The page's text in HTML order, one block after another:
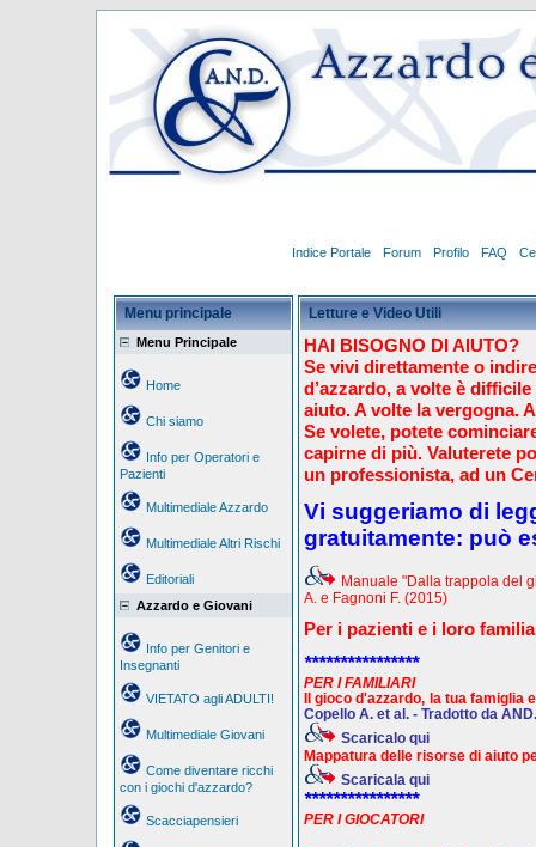
Indice Portale Forum Profilo FAQ
Menu principale
Menu Principale
Home
Chi siamo
Info per Operatori e
Pazienti
Multimediale Azzardo
Multimediale Altri Rischi
Editoriali
Azzardo e Giovani
Info per Genitori e
Insegnanti
VIETATO agli ADULTI!
Multimediale Giovani
Come diventare ricchi
con i giochi d'azzardo?
Scacciapensieri
Letture e Video Utili
HAI BISOGNO DI AIUTO?
Se vivi direttamente o
d’azzardo, a volte è
aiuto. A volte la vergogna.
Se volete, potete
capirne di più. Valuterete
un professionista, ad un
Vi suggeriamo di
gratuitamente: può
Manuale "Dalla trappola del
A. e Fagnoni F. (2015)
Per i pazienti e i loro
****************
PER I FAMILIARI
Il gioco d'azzardo, la tua famiglia
Copello A. et al. - Tradotto da AND.
Scaricalo qui
Mappatura delle risorse di aiuto
Scaricala qui
****************
PER I GIOCATORI